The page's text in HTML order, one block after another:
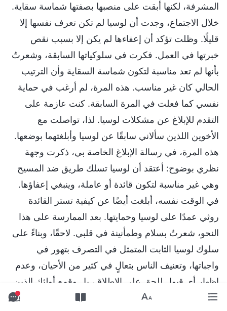
المشرفة، لكنها أبقت على منصبها بصفتها شماسة سقاية.
خلال الاجتماع، وجدت أن لوسيا لم تكن تعرف نفسها إلا
قليلًا. وظلت تؤكد أن إعفاءها لم يكن إلا بسبب نقص
خبرتها في العمل. فكرت في سلوكياتها السابقة، وشعرتُ
بأنها لم تعد مناسبة لتكون شماسة السقاية وأن الترتيب
الحالي كان غير مناسب. هذه المرة، لم أرغب في حماية
نفسي كما فعلت في المرة السابقة. كنت عازمة على
التقدم للإبلاغ عن مشكلات لوسيا. لذا، تواصلت مع
الأخوين اللذين سألاني سابقًا عن لوسيا وأبلغتهما بوضعها.
هذه المرة، في رسالة الإبلاغ الخاصة بي، ذكرت وجهة
نظري بوضوح: أعتقد أن لوسيا تسلك طريق ضد المسيح
وهي غير مناسبة لتكون قائدة أو عاملة، وينبغي إعفاؤها.
في الوقت نفسه، أبلغت أيضًا عن كيفية تستر القائدة
روثي عمدًا على لوسيا وحمايتها. بعد الممارسة على هذا
النحو، شعرتُ بسلام وطمأنينة في قلبي. لاحقًا، وبناءً على
سلوك لوسيا الثابت المتمثل في التصرف بتهور في
واجباتها، وتعنيف الناس بتعالٍ في كثير من الأحيان، وعدم
إظهار أي قبول للحق على الإطلاق، بل وقمع أولئك الذين
أبلغوا عنها علانيةً – كانت إنسانة شريرة في جوهرها،